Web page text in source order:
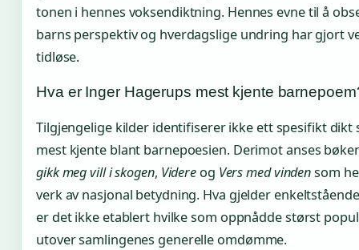
tonen i hennes voksendiktning. Hennes evne til å
barns perspektiv og hverdagslige undring har gjort
tidløse.
Hva er Inger Hagerups mest kjente
Tilgjengelige kilder identifiserer ikke ett spesifikt dikt
mest kjente blant barnepoesien. Derimot anses
gikk meg vill i skogen, Videre og Vers med vindensom
verk av nasjonal betydning. Hva gjelder
er det ikke etablert hvilke som oppnådde størst
utover samlingenes generelle omdømme.